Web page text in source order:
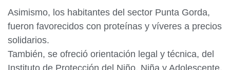
Asimismo, los habitantes del sector Punta Gorda,
fueron favorecidos con proteínas y víveres a precios
solidarios.
También, se ofreció orientación legal y técnica, del